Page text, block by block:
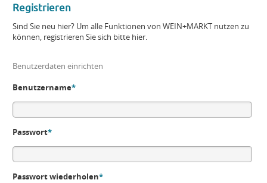
Registrieren
Sind Sie neu hier? Um alle Funktionen von WEIN+MARKT nutzen zu
können, registrieren Sie sich bitte hier.
Benutzerdaten einrichten
Benutzername*
Passwort*
Passwort wiederholen*